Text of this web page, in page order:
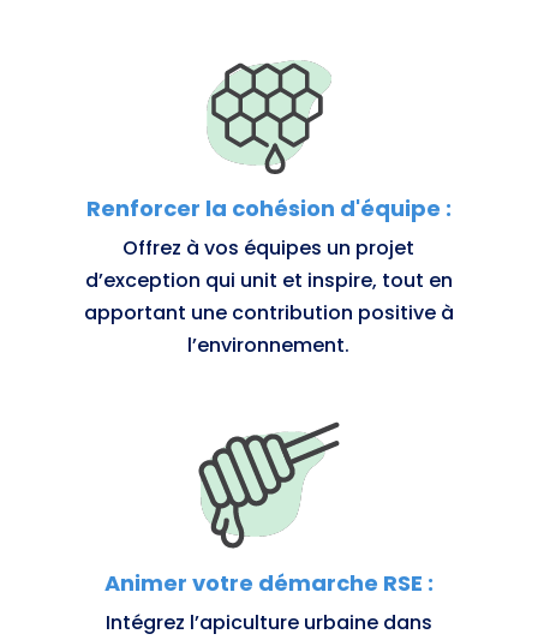
Renforcer la cohésion d'équipe :
Offrez à vos équipes un projet
d’exception qui unit et inspire, tout en
apportant une contribution positive à
l’environnement.
Animer votre démarche RSE :
Intégrez l’apiculture urbaine dans